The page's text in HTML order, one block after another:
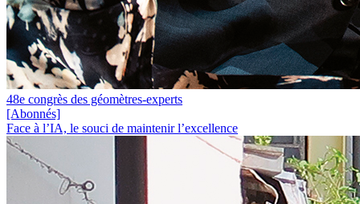
48e congrès des géomètres-experts
[Abonnés]
Face à l’IA, le souci de maintenir l’excellence